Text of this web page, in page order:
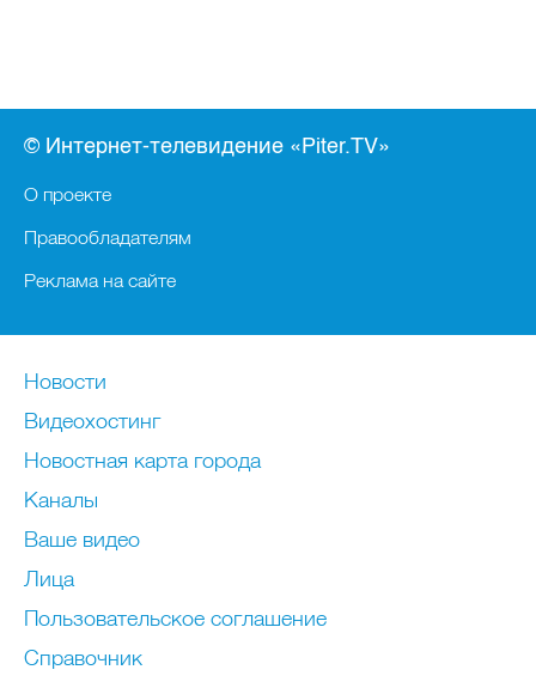
© Интернет-телевидение «Piter.TV»
О проекте
Правообладателям
Реклама на сайте
Новости
Видеохостинг
Новостная карта города
Каналы
Ваше видео
Лица
Пользовательское соглашение
Справочник